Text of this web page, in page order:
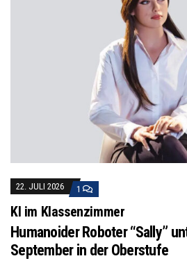
22. JULI 2026 1
KI im Klassenzimmer
Humanoider Roboter “Sally”
September in der Oberstufe